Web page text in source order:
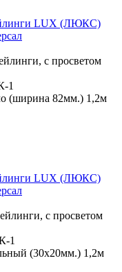
LUX (ЛЮКС)
с просветом
1
(ширина 82мм.) 1,2м
LUX (ЛЮКС)
с просветом
1
(30x20мм.) 1,2м